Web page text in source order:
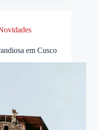
em Cusco